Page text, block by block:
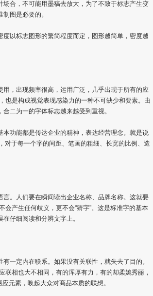
合，不可能用墨稿去放大，为了不致于标志产生变
图是必要的。
以标志图形的繁简程度而定，图形越简单，密度越
，出现频率很高，运用广泛，几乎出现于所有的应
也是构成视觉表现感染力的一种不可缺少和要素。由
二为一的字体标志越来越受到重视。
功能都是传达企业的精神，表达经营理念。就是说
对于每一个字的间距、笔画的粗细、长宽的比例、造
。人们要在瞬间读出企业名称、品牌名称。这就要
产生任何歧义，更不会“猜字”。这是标准字的基本
仔细阅读和分辨文字上。
一定内在联系。如果没有关联性，就失去了目的。
相也大不相同，有的浑厚有力，有的却柔婉秀丽，
应元素，唤起大众对商品本质的联想。